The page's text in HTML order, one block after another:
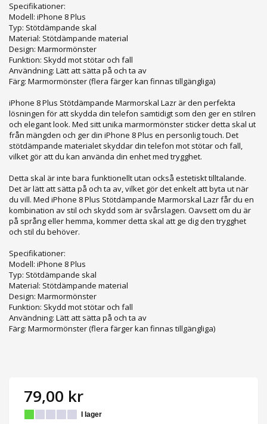
Specifikationer:
Modell: iPhone 8 Plus
Typ: Stötdämpande skal
Material: Stötdämpande material
Design: Marmormönster
Funktion: Skydd mot stötar och fall
Användning: Lätt att sätta på och ta av
Färg: Marmormönster (flera färger kan finnas tillgängliga)
iPhone 8 Plus Stötdämpande Marmorskal Lazr är den perfekta
lösningen för att skydda din telefon samtidigt som den ger en stilren
och elegant look. Med sitt unika marmormönster sticker detta skal ut
från mängden och ger din iPhone 8 Plus en personlig touch. Det
stötdämpande materialet skyddar din telefon mot stötar och fall,
vilket gör att du kan använda din enhet med trygghet.
Detta skal är inte bara funktionellt utan också estetiskt tilltalande.
Det är lätt att sätta på och ta av, vilket gör det enkelt att byta ut när
du vill. Med iPhone 8 Plus Stötdämpande Marmorskal Lazr får du en
kombination av stil och skydd som är svårslagen. Oavsett om du är
på språng eller hemma, kommer detta skal att ge dig den trygghet
och stil du behöver.
Specifikationer:
Modell: iPhone 8 Plus
Typ: Stötdämpande skal
Material: Stötdämpande material
Design: Marmormönster
Funktion: Skydd mot stötar och fall
Användning: Lätt att sätta på och ta av
Färg: Marmormönster (flera färger kan finnas tillgängliga)
79,00 kr
I lager